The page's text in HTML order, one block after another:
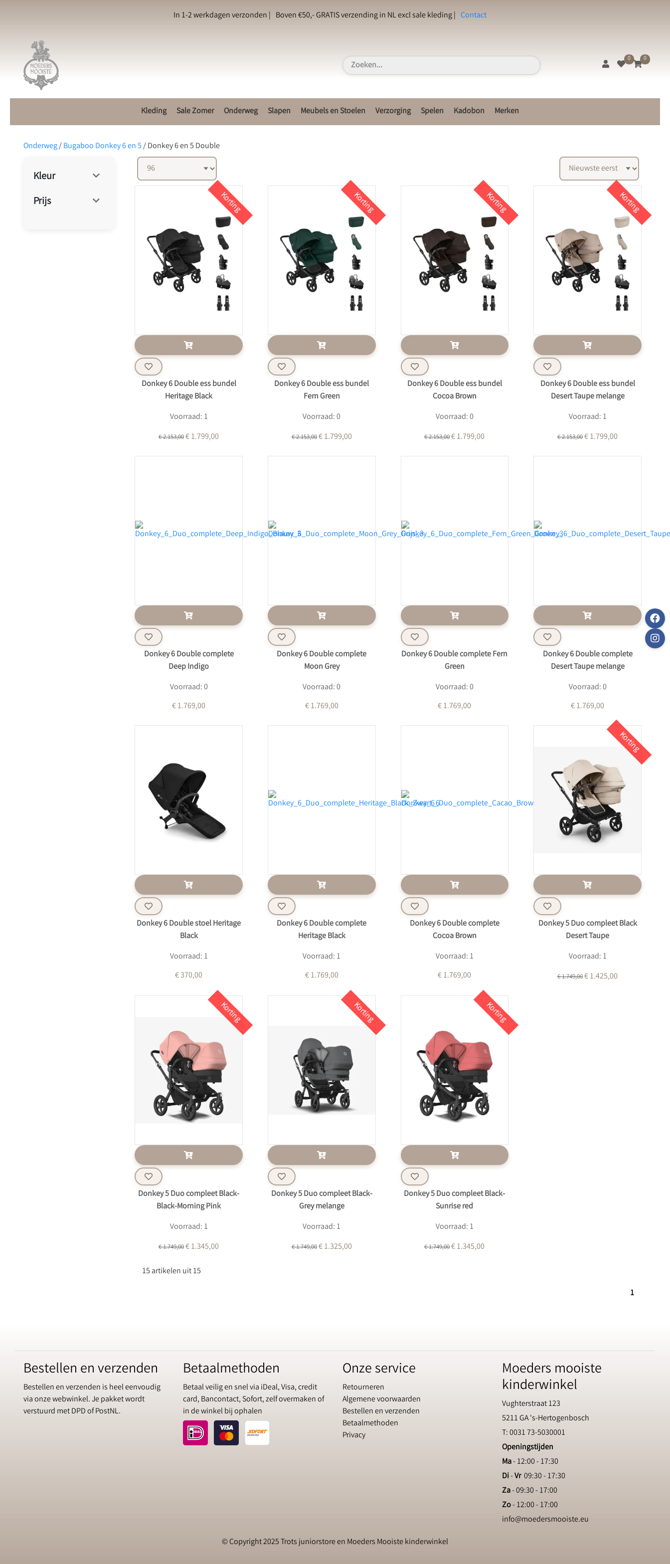
In 1-2 werkdagen verzonden | Boven €50,- GRATIS verzending in NL excl sale kleding | Contact
0 0
Kleding Sale Zomer Onderweg Slapen Meubels en Stoelen Verzorging Spelen Kadobon Merken
Onderweg/Bugaboo Donkey 6 en 5/Donkey 6 en 5 Double
Kleur
Prijs
Korting
Donkey 6 Double ess bundel
Heritage Black
Voorraad: 1
€ 2.153,00€ 1.799,00
Korting
Donkey 6 Double ess bundel
Fern Green
Voorraad: 0
€ 2.153,00€ 1.799,00
Korting
Donkey 6 Double ess bundel
Cocoa Brown
Voorraad: 0
€ 2.153,00€ 1.799,00
Korting
Donkey 6 Double ess bundel
Desert Taupe melange
Voorraad: 1
€ 2.153,00€ 1.799,00
Donkey 6 Double complete
Deep Indigo
Voorraad: 0
€ 1.769,00
Donkey 6 Double complete
Moon Grey
Voorraad: 0
€ 1.769,00
Donkey 6 Double complete Fern
Green
Voorraad: 0
€ 1.769,00
Donkey 6 Double complete
Desert Taupe melange
Voorraad: 0
€ 1.769,00
Donkey 6 Double stoel Heritage
Black
Voorraad: 1
€ 370,00
Donkey 6 Double complete
Heritage Black
Voorraad: 1
€ 1.769,00
Donkey 6 Double complete
Cocoa Brown
Voorraad: 1
€ 1.769,00
Korting
Donkey 5 Duo compleet Black
Desert Taupe
Voorraad: 1
€ 1.749,00€ 1.425,00
Korting
Donkey 5 Duo compleet Black-
Black-Morning Pink
Voorraad: 1
€ 1.749,00€ 1.345,00
Korting
Donkey 5 Duo compleet Black-
Grey melange
Voorraad: 1
€ 1.749,00€ 1.325,00
Korting
Donkey 5 Duo compleet Black-
Sunrise red
Voorraad: 1
€ 1.749,00€ 1.345,00
15 artikelen uit 15
1
Bestellen en verzenden
Bestellen en verzenden is heel eenvoudig
via onze webwinkel. Je pakket wordt
verstuurd met DPD of PostNL.
Betaalmethoden
Betaal veilig en snel via iDeal, Visa, credit
card, Bancontact, Sofort, zelf overmaken of
in de winkel bij ophalen
Onze service
Retourneren
Algemene voorwaarden
Bestellen en verzenden
Betaalmethoden
Privacy
Moeders mooiste
kinderwinkel
Vughterstraat 123
5211 GA 's-Hertogenbosch
T: 0031 73-5030001
Openingstijden
Ma- 12:00 - 17:30
Di-Vr09:30 - 17:30
Za- 09:30 - 17:00
Zo- 12:00 - 17:00
info@moedersmooiste.eu
© Copyright 2025 Trots juniorstore en Moeders Mooiste kinderwinkel